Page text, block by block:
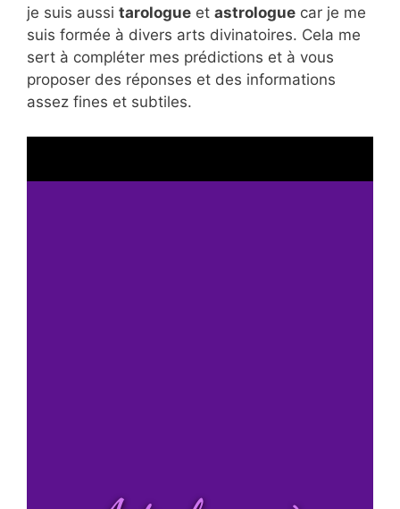
je suis aussi tarologue et astrologue car je me
suis formée à divers arts divinatoires. Cela me
sert à compléter mes prédictions et à vous
proposer des réponses et des informations
assez fines et subtiles.